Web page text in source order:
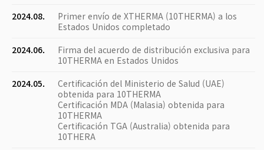
2024.08.
Primer envío de XTHERMA (10THERMA) a los
Estados Unidos completado
2024.06.
Firma del acuerdo de distribución exclusiva para
10THERMA en Estados Unidos
2024.05.
Certificación del Ministerio de Salud (UAE)
obtenida para 10THERMA
Certificación MDA (Malasia) obtenida para
10THERMA
Certificación TGA (Australia) obtenida para
10THERA